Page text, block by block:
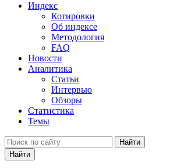
Индекс
Котировки
Об индексе
Методология
FAQ
Новости
Аналитика
Статьи
Интервью
Обзоры
Статистика
Темы
Найти
Найти